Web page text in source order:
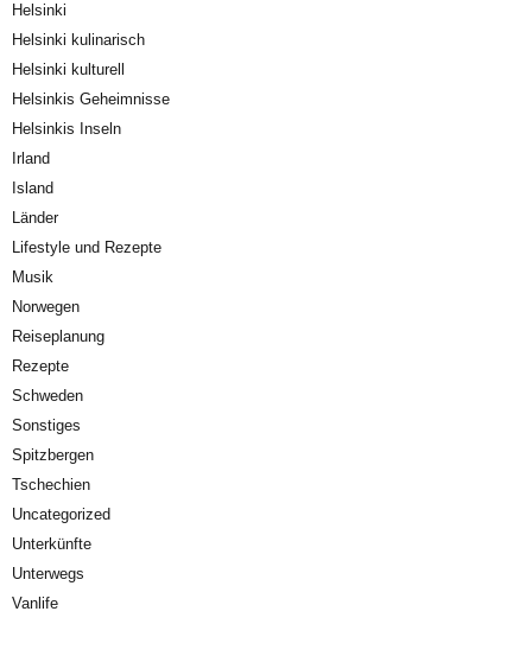
Helsinki
Helsinki kulinarisch
Helsinki kulturell
Helsinkis Geheimnisse
Helsinkis Inseln
Irland
Island
Länder
Lifestyle und Rezepte
Musik
Norwegen
Reiseplanung
Rezepte
Schweden
Sonstiges
Spitzbergen
Tschechien
Uncategorized
Unterkünfte
Unterwegs
Vanlife